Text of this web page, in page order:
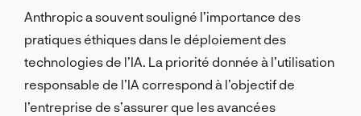
Anthropic a souvent souligné l’importance des
pratiques éthiques dans le déploiement des
technologies de l’IA. La priorité donnée à l’utilisation
responsable de l’IA correspond à l’objectif de
l’entreprise de s’assurer que les avancées